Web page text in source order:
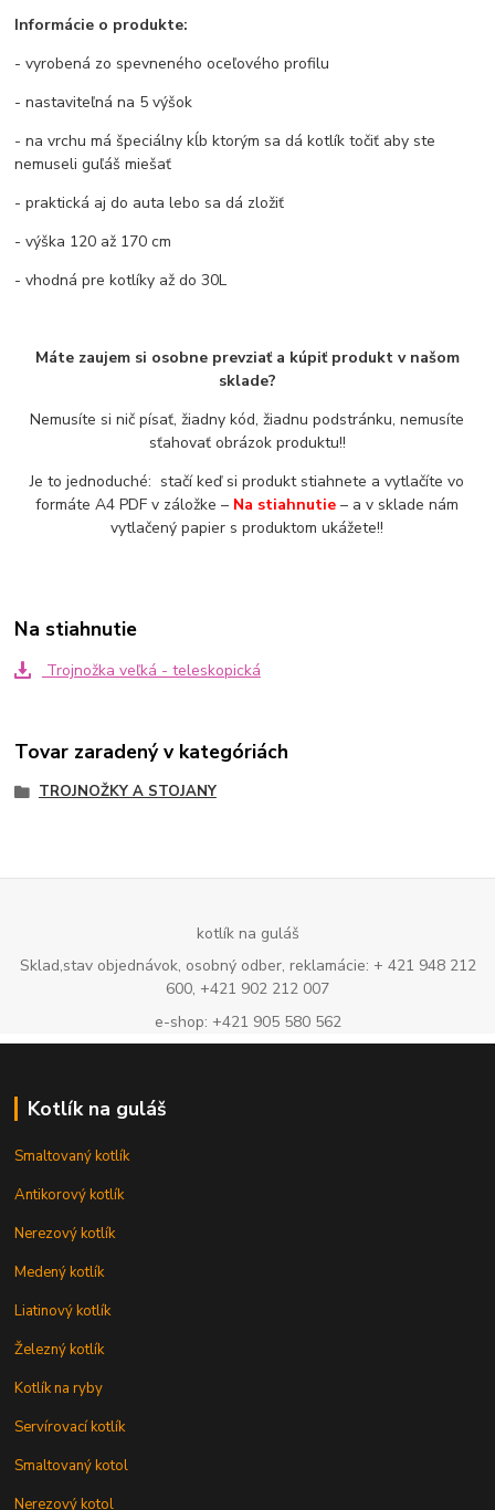
Informácie o produkte:
- vyrobená zo spevneného oceľového profilu
- nastaviteľná na 5 výšok
- na vrchu má špeciálny kĺb ktorým sa dá kotlík točiť aby ste
nemuseli guľáš miešať
- praktická aj do auta lebo sa dá zložiť
- výška 120 až 170 cm
- vhodná pre kotlíky až do 30L
Máte zaujem si osobne prevziať a kúpiť produkt v našom
sklade?
Nemusíte si nič písať, žiadny kód, žiadnu podstránku, nemusíte
sťahovať obrázok produktu!!
Je to jednoduché: stačí keď si produkt stiahnete a vytlačíte vo
formáte A4 PDF v záložke – Na stiahnutie – a v sklade nám
vytlačený papier s produktom ukážete!!
Na stiahnutie
Trojnožka veľká - teleskopická
Tovar zaradený v kategóriách
TROJNOŽKY A STOJANY
kotlík na guláš
Sklad,stav objednávok, osobný odber, reklamácie: + 421 948 212
600, +421 902 212 007
e-shop: +421 905 580 562
Kotlík na guláš
Smaltovaný kotlík
Antikorový kotlík
Nerezový kotlík
Medený kotlík
Liatinový kotlík
Železný kotlík
Kotlík na ryby
Servírovací kotlík
Smaltovaný kotol
Nerezový kotol